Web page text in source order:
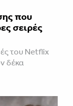
που
σειρές
του Netflix
δέκα